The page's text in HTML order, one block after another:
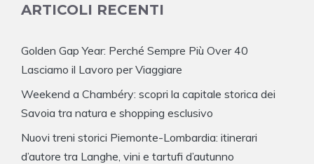
ARTICOLI RECENTI
Golden Gap Year: Perché Sempre Più Over 40
Lasciamo il Lavoro per Viaggiare
Weekend a Chambéry: scopri la capitale storica dei
Savoia tra natura e shopping esclusivo
Nuovi treni storici Piemonte-Lombardia: itinerari
d’autore tra Langhe, vini e tartufi d’autunno